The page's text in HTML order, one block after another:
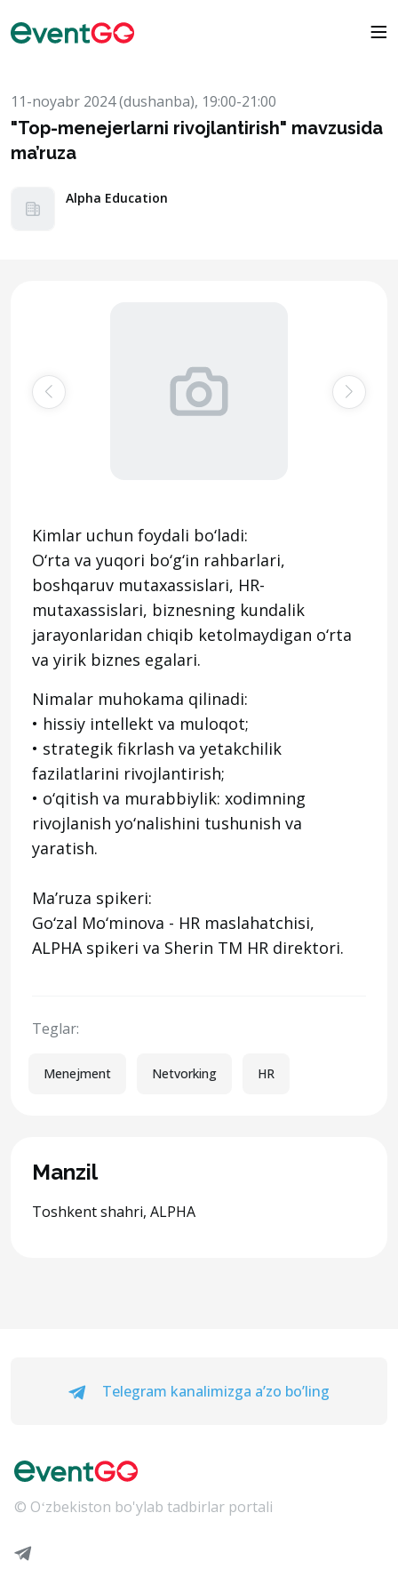
11-noyabr 2024 (dushanba), 19:00-21:00
"Top-menejerlarni rivojlantirish" mavzusida
ma’ruza
Alpha Education
Kimlar uchun foydali bo‘ladi:
O‘rta va yuqori bo‘g‘in rahbarlari,
boshqaruv mutaxassislari, HR-
mutaxassislari, biznesning kundalik
jarayonlaridan chiqib ketolmaydigan o‘rta
va yirik biznes egalari.
Nimalar muhokama qilinadi:
• hissiy intellekt va muloqot;
• strategik fikrlash va yetakchilik
fazilatlarini rivojlantirish;
• o‘qitish va murabbiylik: xodimning
rivojlanish yo‘nalishini tushunish va
yaratish.
Ma’ruza spikeri:
Go‘zal Mo‘minova - HR maslahatchisi,
ALPHA spikeri va Sherin TM HR direktori.
Teglar:
Menejment Netvorking HR
Manzil
Toshkent shahri, ALPHA
Telegram kanalimizga a’zo bo’ling
© Oʻzbekiston bo'ylab tadbirlar portali